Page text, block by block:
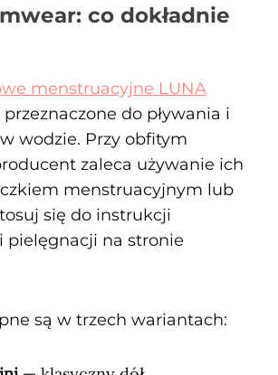
co dokładnie
menstruacyjne LUNA
przeznaczone do pływania i
wodzie. Przy obfitym
zaleca używanie ich
menstruacyjnym lub
się do instrukcji
pielęgnacji na stronie
są w trzech wariantach: